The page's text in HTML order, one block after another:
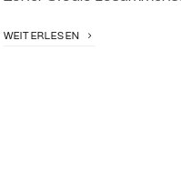
WEITERLESEN